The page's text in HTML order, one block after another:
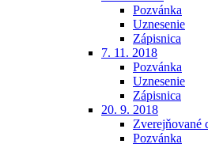
Pozvánka
Uznesenie
Zápisnica
7. 11. 2018
Pozvánka
Uznesenie
Zápisnica
20. 9. 2018
Zverejňované
Pozvánka